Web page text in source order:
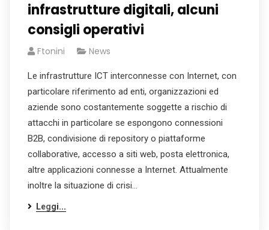
infrastrutture digitali, alcuni
consigli operativi
Ftonini News
Le infrastrutture ICT interconnesse con Internet, con
particolare riferimento ad enti, organizzazioni ed
aziende sono costantemente soggette a rischio di
attacchi in particolare se espongono connessioni
B2B, condivisione di repository o piattaforme
collaborative, accesso a siti web, posta elettronica,
altre applicazioni connesse a Internet. Attualmente
inoltre la situazione di crisi…
Leggi...